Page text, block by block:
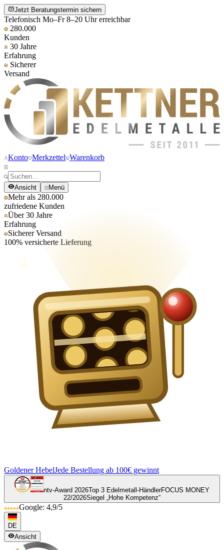
Jetzt Beratungstermin sichern
Telefonisch Mo–Fr 8–20 Uhr erreichbar
280.000
Kunden
30 Jahre
Erfahrung
Sicherer
Versand
Konto Merkzettel Warenkorb
Ansicht Menü
Mehr als 280.000
zufriedene Kunden
Über 30 Jahre
Erfahrung
Sicherer Versand
100% versicherte Lieferung
Goldener HebelJede Bestellung ab 100€ gewinnt
ntv-Award 2026Top 3 Edelmetall-HändlerFOCUS MONEY
22/2026Siegel „Hohe Kompetenz“
Google: 4,9/5
DE
Ansicht